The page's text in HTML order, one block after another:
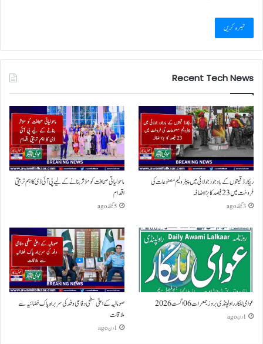
Recent Tech News
ریکارڈ قیمتوں کے باوجود جولائی میں پیٹرولیم مصنوعات کی
فروخت میں 23 فیصد کا بڑا اضافہ
3 گھنٹے ago
ماحولیاتی صحافت کو مؤثر بنانے کے لیے پی آئی ڈی کا اہم تربیتی
اقدام
5 گھنٹے ago
عوامی للکار راولپنڈی بروز جمعرات 06 اگست 2026
1 دن ago
صومالیہ کے اعلیٰ سطحی دفاعی وفد کی سربراہ پاک فضائیہ سے
ملاقات
1 دن ago